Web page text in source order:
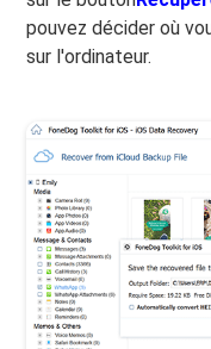
pouvez décider où
sur l'ordinateur.